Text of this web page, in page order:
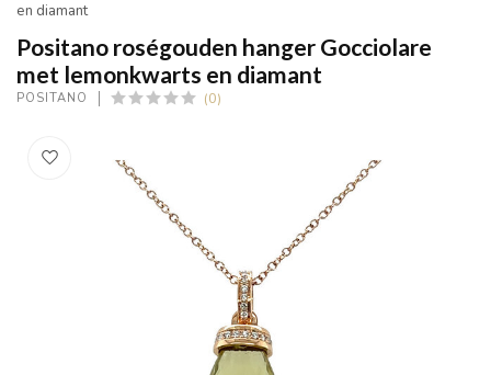
en diamant
Positano roségouden hanger Gocciolare
met lemonkwarts en diamant
POSITANO (0)